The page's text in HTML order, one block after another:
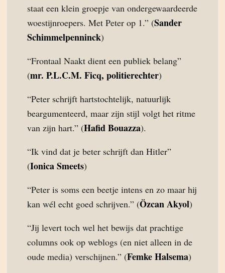
staat een klein groepje van ondergewaardeerde
woestijnroepers. Met Peter op 1.” (Sander
Schimmelpenninck)
“Frontaal Naakt dient een publiek belang”
(mr. P.L.C.M. Ficq, politierechter)
“Peter schrijft hartstochtelijk, natuurlijk
beargumenteerd, maar zijn stijl volgt het ritme
van zijn hart.” (Hafid Bouazza).
“Ik vind dat je beter schrijft dan Hitler”
(Ionica Smeets)
“Peter is soms een beetje intens en zo maar hij
kan wél echt goed schrijven.” (Özcan Akyol)
“Jij levert toch wel het bewijs dat prachtige
columns ook op weblogs (en niet alleen in de
oude media) verschijnen.” (Femke Halsema)